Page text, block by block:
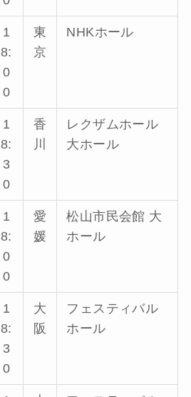
1
8:
0
0
東
京
NHKホール
1
8:
3
0
香
川
レクザムホール
大ホール
1
8:
0
0
愛
媛
松山市民会館 大
ホール
1
8:
3
0
大
阪
フェスティバル
ホール